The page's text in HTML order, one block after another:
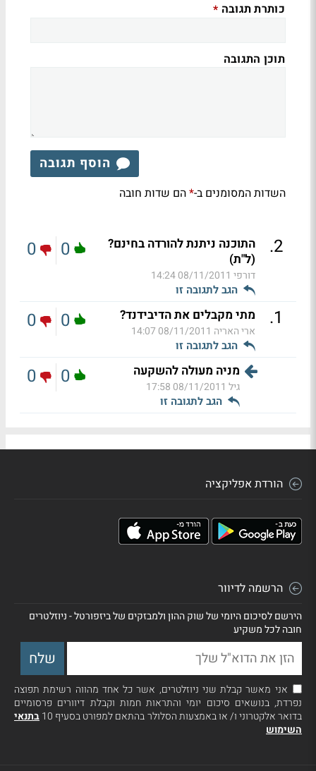
כותרת תגובה *
תוכן התגובה
הוסף תגובה
השדות המסומנים ב-*הם שדות חובה
2
.
התוכנה ניתנת להורדה בחינם?
(ל"ת)
דורפי 08/11/2011 14:24
הגב לתגובה זו
0
0
1
. מתי מקבלים את הדיבידנד?
ארי האריה 08/11/2011 14:07
הגב לתגובה זו
0
0
מניה מעולה להשקעה
גיל 08/11/2011 17:58
הגב לתגובה זו
0
0
הורדת אפליקציה
הרשמה לדיוור
הירשם לסיכום היומי של שוק ההון ולמבזקים של ביזפורטל - ניוזלטרים
חובה לכל משקיע
אני מאשר קבלת שני ניוזלטרים, אשר כל אחד מהווה רשימת תפוצה
נפרדת, בנושאים סיכום יומי והתראות חמות וקבלת דיוורים פרסומיים
בדואר אלקטרוני ו/ או באמצעות הסלולר בהתאם למפורט בסעיף 10
בתנאי
השימוש